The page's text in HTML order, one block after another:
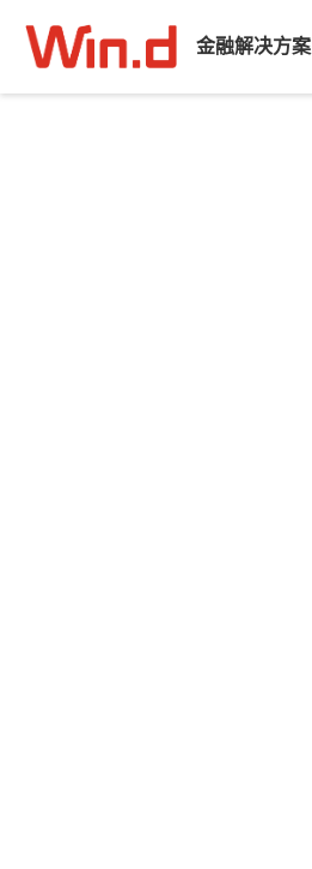
金融解决方案